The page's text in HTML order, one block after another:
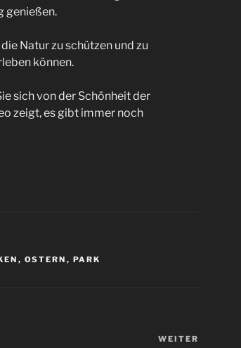
genießen.
Natur zu schützen und zu
können.
sich von der Schönheit der
zeigt, es gibt immer noch
, OSTERN , PARK
WEITER